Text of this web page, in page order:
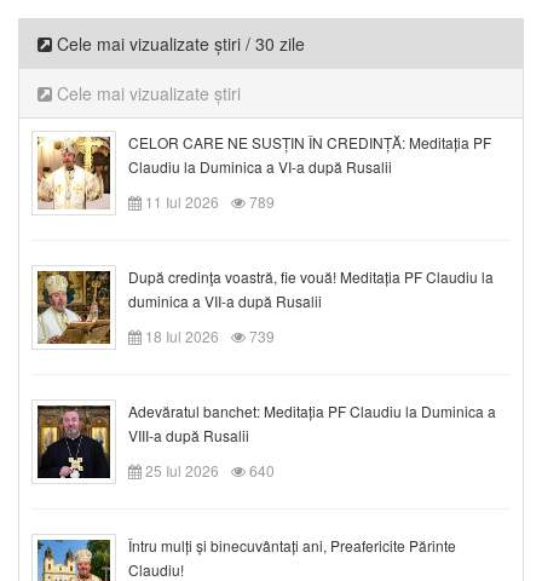
Cele mai vizualizate știri / 30 zile
Cele mai vizualizate știri
CELOR CARE NE SUSȚIN ÎN CREDINȚĂ: Meditația PF
Claudiu la Duminica a VI-a după Rusalii
11 Iul 2026
789
După credinţa voastră, fie vouă! Meditația PF Claudiu la
duminica a VII-a după Rusalii
18 Iul 2026
739
Adevăratul banchet: Meditația PF Claudiu la Duminica a
VIII-a după Rusalii
25 Iul 2026
640
Întru mulți și binecuvântați ani, Preafericite Părinte
Claudiu!